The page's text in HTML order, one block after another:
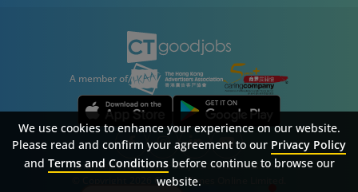
A member of
© Copyright 2026 Career Times Online Limited.
SitemapFAQPrivacy PolicyTerms & Conditions
We use cookies to enhance your experience on our website.
Please read and confirm your agreement to our Privacy Policy
and Terms and Conditionsbefore continue to browse our
website.